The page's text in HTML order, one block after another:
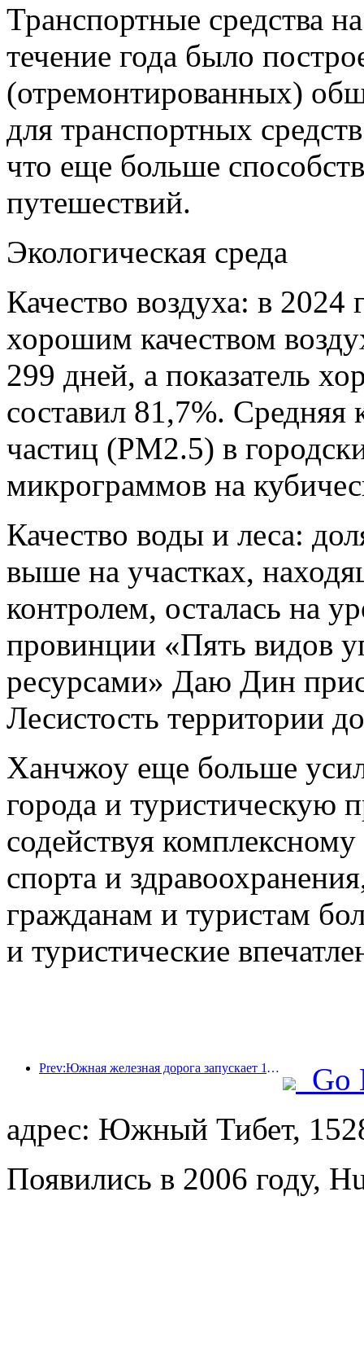
Транспортные средства
течение года было
(отремонтированных)
для транспортных
что еще больше
путешествий.
Экологическая среда
Качество воздуха: в 2024
хорошим качеством
299 дней, а показатель
составил 81,7%. Средняя
частиц (PM2.5) в
микрограммов на
Качество воды и леса:
выше на участках,
контролем, осталась на
провинции «Пять видов
ресурсами» Даю Дин
Лесистость территории
Ханчжоу еще больше
города и туристическую
содействуя
спорта и
гражданам и туристам
и туристические
Prev:Южная железная дорога запускает 11 новых видов билетов для содействия комплексному развитию транспорта и туризма в провинциях Фуцзянь и Цзянси
Go
адрес: Южный Тибет,
Появились в 2006 году,